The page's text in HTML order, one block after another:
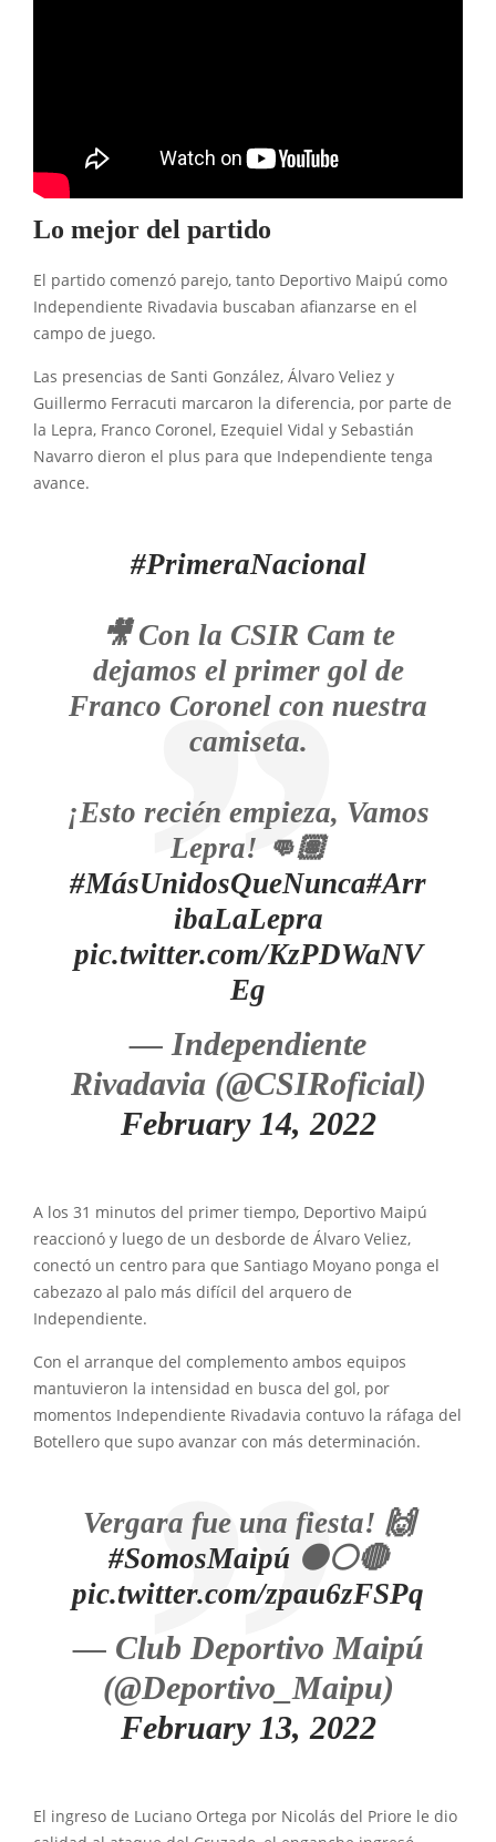
Lo mejor del partido
El partido comenzó parejo, tanto Deportivo Maipú como
Independiente Rivadavia buscaban afianzarse en el
campo de juego.
Las presencias de Santi González, Álvaro Veliez y
Guillermo Ferracuti marcaron la diferencia, por parte de
la Lepra, Franco Coronel, Ezequiel Vidal y Sebastián
Navarro dieron el plus para que Independiente tenga
avance.
#PrimeraNacional
🎥 Con la CSIR Cam te
dejamos el primer gol de
Franco Coronel con nuestra
camiseta.
¡Esto recién empieza, Vamos
Lepra! 👊🏽
#MásUnidosQueNunca#Arr
ibaLaLepra
pic.twitter.com/KzPDWaNV
Eg
— Independiente
Rivadavia (@CSIRoficial)
February 14, 2022
A los 31 minutos del primer tiempo, Deportivo Maipú
reaccionó y luego de un desborde de Álvaro Veliez,
conectó un centro para que Santiago Moyano ponga el
cabezazo al palo más difícil del arquero de
Independiente.
Con el arranque del complemento ambos equipos
mantuvieron la intensidad en busca del gol, por
momentos Independiente Rivadavia contuvo la ráfaga del
Botellero que supo avanzar con más determinación.
Vergara fue una fiesta! 🙌
#SomosMaipú ⚫⚪🔴
pic.twitter.com/zpau6zFSPq
— Club Deportivo Maipú
(@Deportivo_Maipu)
February 13, 2022
El ingreso de Luciano Ortega por Nicolás del Priore le dio